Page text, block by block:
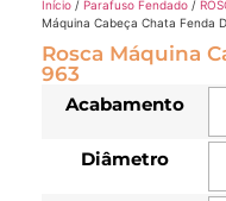
Início / Parafuso Fendado /
Máquina Cabeça Chata Fenda
Rosca Máquina
963
Acabamento
Diâmetro